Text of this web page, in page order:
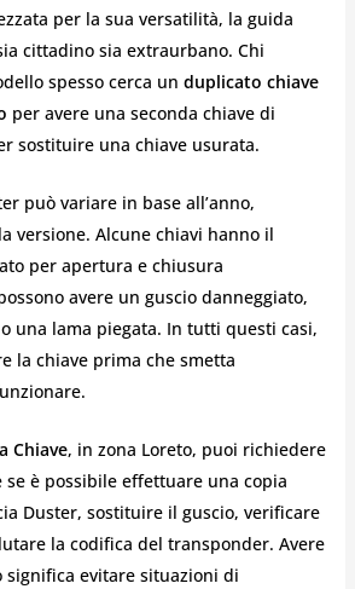
per la sua versatilità, la guida
cittadino sia extraurbano. Chi
spesso cerca un duplicato chiave
per avere una seconda chiave di
sostituire una chiave usurata.
può variare in base all’anno,
versione. Alcune chiavi hanno il
per apertura e chiusura
avere un guscio danneggiato,
una lama piegata. In tutti questi casi,
la chiave prima che smetta
Chiave, in zona Loreto, puoi richiedere
è possibile effettuare una copia
Duster, sostituire il guscio, verificare
la codifica del transponder. Avere
evitare situazioni di